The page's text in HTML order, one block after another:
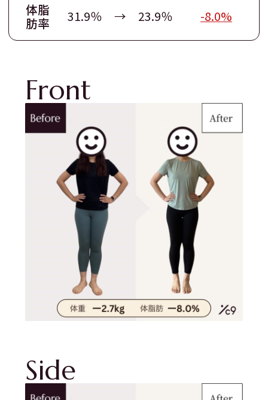
体脂
肪率 31.9％ → 23.9％ -8.0%